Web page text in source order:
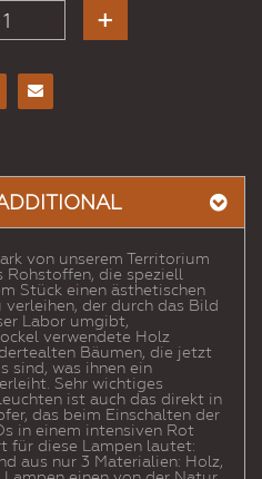
Freund
von unserem Territorium
Rohstoffen, die speziell
Stück einen ästhetischen
der durch das Bild
Labor umgibt,
verwendete Holz
Bäumen, die jetzt
sind, was ihnen ein
Sehr wichtiges
ist auch das direkt in
das beim Einschalten der
in einem intensiven Rot
für diese Lampen lautet:
aus nur 3 Materialien: Holz,